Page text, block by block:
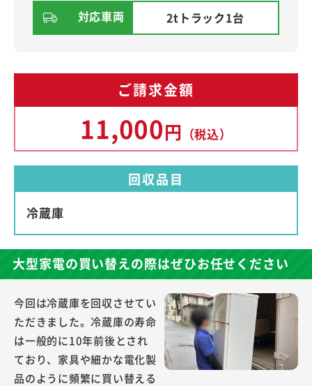
対応車両 2tトラック1台
ご請求金額
11,000円 （税込）
回収品目
冷蔵庫
大型家電の買い替えの際はぜひお任せください
今回は冷蔵庫を回収させてい
ただきました。冷蔵庫の寿命
は一般的に10年前後とされ
ており、家具や細かな電化製
品のように頻繁に買い替える